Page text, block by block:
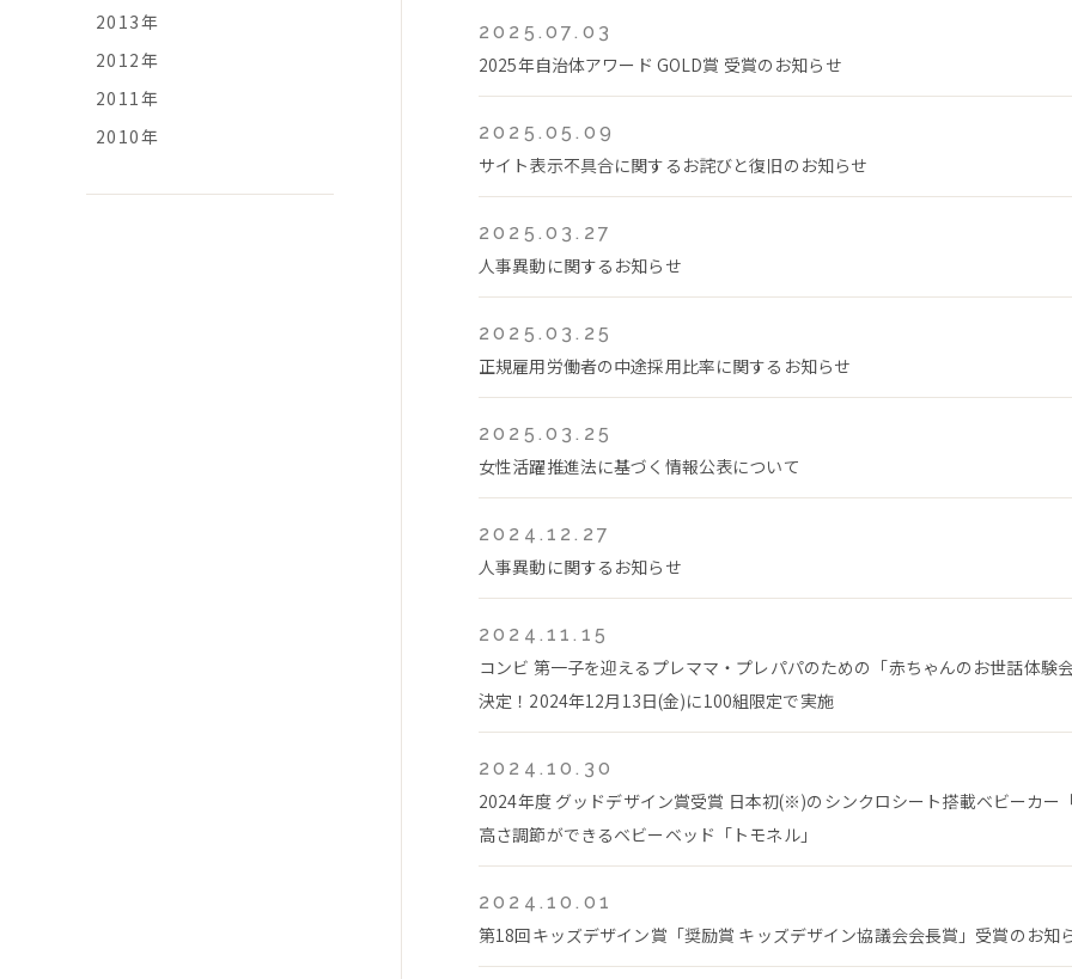
2025.07.03
2025年自治体アワード GOLD賞 受賞のお知らせ
2025.05.09
サイト表示不具合に関するお詫びと復旧のお知らせ
2025.03.27
人事異動に関するお知らせ
2025.03.25
正規雇用労働者の中途採用比率に関するお知らせ
2025.03.25
女性活躍推進法に基づく情報公表について
2024.12.27
人事異動に関するお知らせ
2024.11.15
コンビ 第一子を迎えるプレママ・プレパパのための「赤ちゃんのお世話体験
決定！2024年12月13日(金)に100組限定で実施
2024.10.30
2024年度 グッドデザイン賞受賞 日本初(※)のシンクロシート搭載ベビーカー
高さ調節ができるベビーベッド「トモネル」
2024.10.01
第18回キッズデザイン賞「奨励賞 キッズデザイン協議会会長賞」受賞のお知
2013年
2012年
2011年
2010年